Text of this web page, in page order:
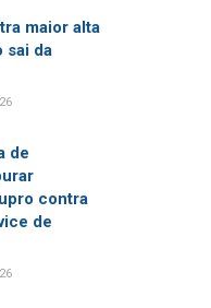
maior alta
sai da
de
contra
de